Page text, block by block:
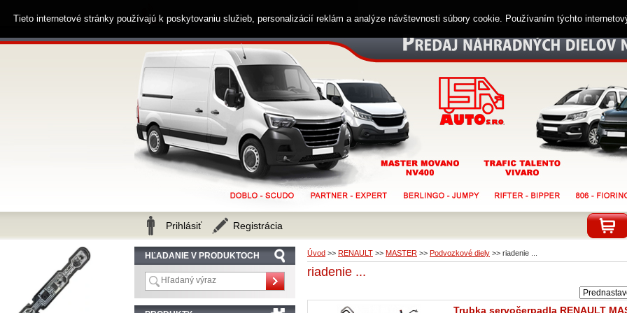
Úvod >> RENAULT >> MASTER >> Podvozkové diely >> riadenie ...
riadenie ...
Trubka servočerpadla RENAULT
HĽADANIE V PRODUKTOCH
Zákaznícka linka 0914 238 482
Prihlásiť Registrácia
Tieto internetové stránky používajú k poskytovaniu služieb, personalizácií reklám a analýze návštevnosti súbory cookie. Používaním týchto